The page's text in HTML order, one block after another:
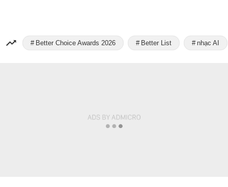
Better Choice Awards 2026 Better List nhạc AI